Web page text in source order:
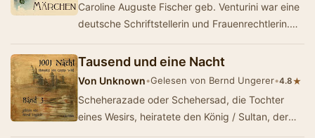
Caroline Auguste Fischer geb. Venturini war eine
deutsche Schriftstellerin und Frauenrechtlerin.
Tausend und eine Nacht
Von Unknown•Gelesen von Bernd Ungerer•4.8★
Scheherazade oder Schehersad, die Tochter
eines Wesirs, heiratete den König / Sultan, der